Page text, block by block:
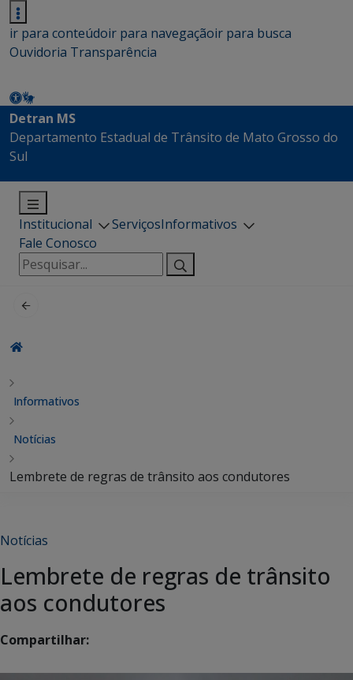
ir para conteúdoir para navegaçãoir para busca
Ouvidoria Transparência
Detran MS
Departamento Estadual de Trânsito de Mato Grosso do
Sul
Institucional ServiçosInformativos
Fale Conosco
Pesquisar
por:
Informativos
Notícias
Lembrete de regras de trânsito aos condutores
Notícias
Lembrete de regras de trânsito
aos condutores
Compartilhar: